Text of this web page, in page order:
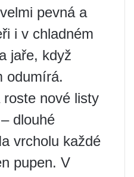
pevná a
i v chladném
jaře, když
odumírá.
roste nové listy
dlouhé
vrcholu každé
pupen. V